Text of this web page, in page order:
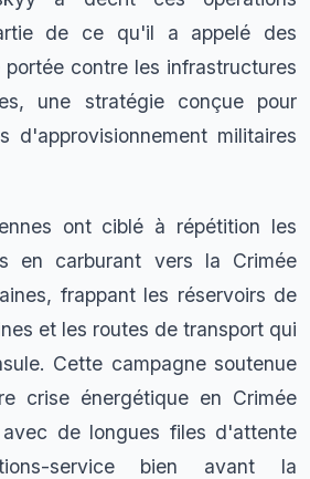
de ce qu'il a appelé des
contre les infrastructures
une stratégie conçue pour
d'approvisionnement militaires
ont ciblé à répétition les
en carburant vers la Crimée
frappant les réservoirs de
et les routes de transport qui
Cette campagne soutenue
crise énergétique en Crimée
de longues files d'attente
service bien avant la